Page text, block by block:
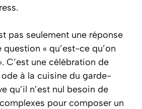
pas seulement une réponse
« qu’est-ce qu’on
C’est une célébration de
ode à la cuisine du garde-
qu’il n’est nul besoin de
pour composer un